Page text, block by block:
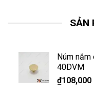
SẢN
Núm
40DVM
₫108,000